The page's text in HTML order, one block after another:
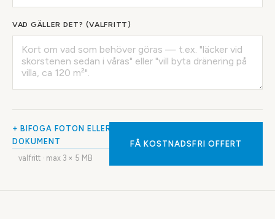
VAD GÄLLER DET? (VALFRITT)
+ BIFOGA FOTON ELLER
DOKUMENT
valfritt · max 3 × 5 MB
FÅ KOSTNADSFRI OFFERT